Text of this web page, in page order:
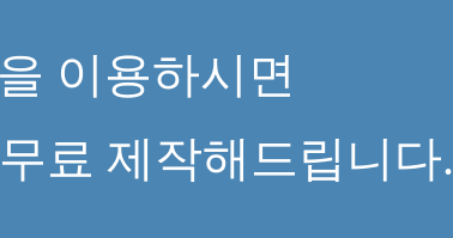
을 이용하시면
무료 제작해드립니다.